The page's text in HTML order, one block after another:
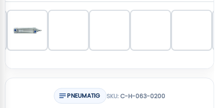
PNEUMATIG SKU:C-H-063-0200